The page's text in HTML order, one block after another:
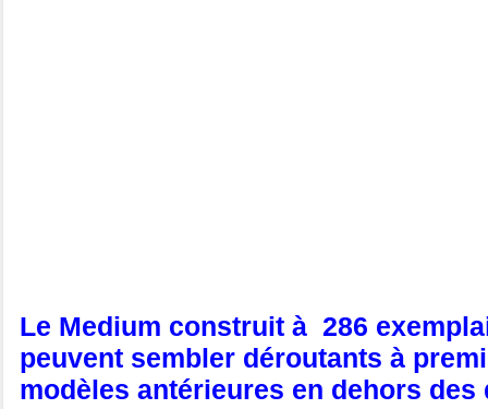
Le Medium construit à 286
peuvent sembler déroutants à
modèles antérieures en dehors